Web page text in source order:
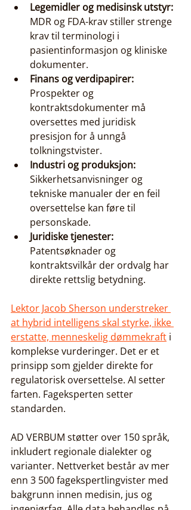
Legemidler og medisinsk utstyr:
MDR og FDA-krav stiller strenge
krav til terminologi i
pasientinformasjon og kliniske
dokumenter.
Finans og verdipapirer:
Prospekter og
kontraktsdokumenter må
oversettes med juridisk
presisjon for å unngå
tolkningstvister.
Industri og produksjon:
Sikkerhetsanvisninger og
tekniske manualer der en feil
oversettelse kan føre til
personskade.
Juridiske tjenester:
Patentsøknader og
kontraktsvilkår der ordvalg har
direkte rettslig betydning.
Lektor Jacob Sherson understreker
at hybrid intelligens skal styrke, ikke
erstatte, menneskelig dømmekraft i
komplekse vurderinger. Det er et
prinsipp som gjelder direkte for
regulatorisk oversettelse. AI setter
farten. Fageksperten setter
standarden.
AD VERBUM støtter over 150 språk,
inkludert regionale dialekter og
varianter. Nettverket består av mer
enn 3 500 fagekspertlingvister med
bakgrunn innen medisin, jus og